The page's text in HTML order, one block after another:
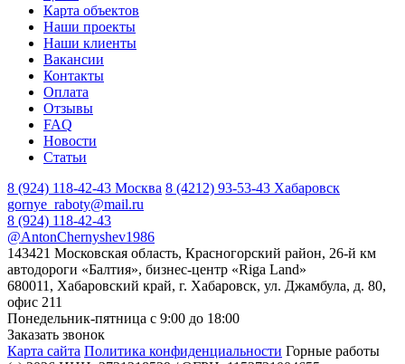
Карта объектов
Наши проекты
Наши клиенты
Вакансии
Контакты
Оплата
Отзывы
FAQ
Новости
Статьи
8 (924) 118-42-43 Москва 8 (4212) 93-53-43 Хабаровск
gornye_raboty@mail.ru
8 (924) 118-42-43
@AntonChernyshev1986
143421 Московская область, Красногорский район, 26-й км
автодороги «Балтия», бизнес-центр «Riga Land»
680011, Хабаровский край, г. Хабаровск, ул. Джамбула, д. 80,
офис 211
Понедельник-пятница с 9:00 до 18:00
Заказать звонок
Карта сайта Политика конфиденциальности Горные работы